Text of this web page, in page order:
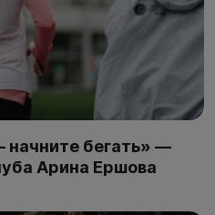
начните бегать» —
Арина Ершова